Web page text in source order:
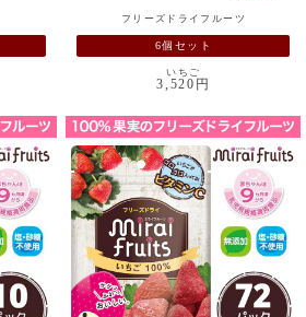
フリーズドライフルーツ
6個セット
いちご
3,520円